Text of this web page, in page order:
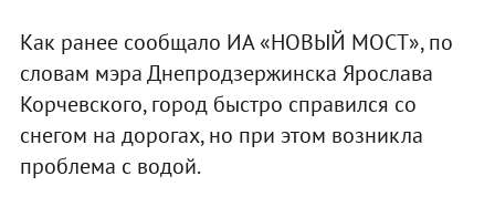
Как ранее сообщало ИА «НОВЫЙ МОСТ», по
словам мэра Днепродзержинска Ярослава
Корчевского, город быстро справился со
снегом на дорогах, но при этом возникла
проблема с водой.